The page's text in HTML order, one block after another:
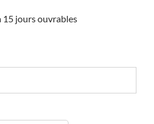
15 jours ouvrables